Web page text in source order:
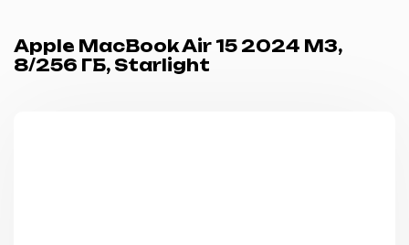
Apple MacBook Air 15 2024 M3,
8/256 ГБ, Starlight